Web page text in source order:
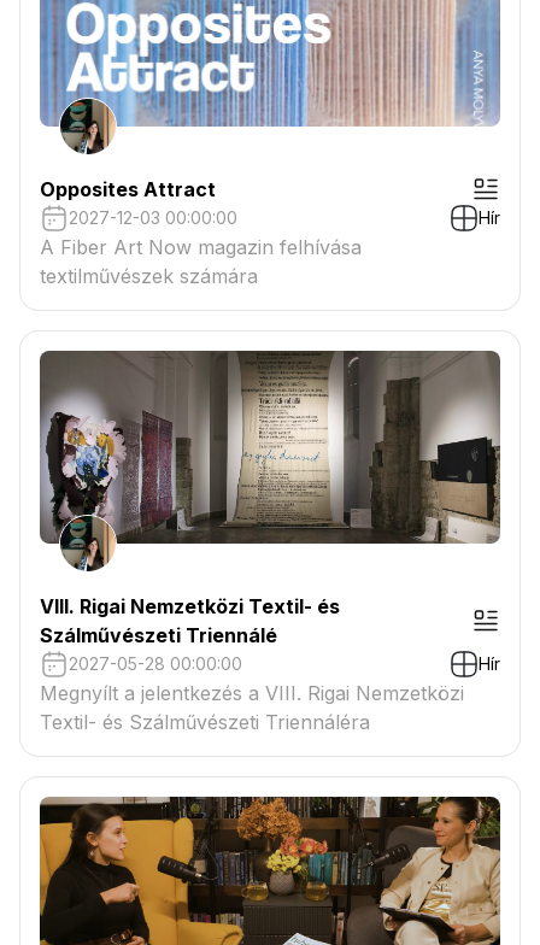
Opposites Attract
2027-12-03 00:00:00 Hír
A Fiber Art Now magazin felhívása
textilművészek számára
VIII. Rigai Nemzetközi Textil- és
Szálművészeti Triennálé
2027-05-28 00:00:00 Hír
Megnyílt a jelentkezés a VIII. Rigai Nemzetközi
Textil- és Szálművészeti Triennáléra